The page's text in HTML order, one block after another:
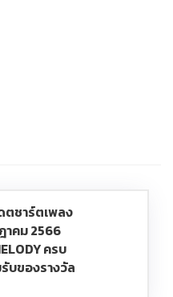
ตชาร์ตเพลง
าคม 2566
ครบ
บของรางวัล